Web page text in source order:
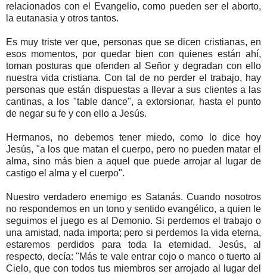
relacionados con el Evangelio, como pueden ser el aborto,
la eutanasia y otros tantos.
Es muy triste ver que, personas que se dicen cristianas, en
esos momentos, por quedar bien con quienes están ahí,
toman posturas que ofenden al Señor y degradan con ello
nuestra vida cristiana. Con tal de no perder el trabajo, hay
personas que están dispuestas a llevar a sus clientes a las
cantinas, a los "table dance", a extorsionar, hasta el punto
de negar su fe y con ello a Jesús.
Hermanos, no debemos tener miedo, como lo dice hoy
Jesús, "a los que matan el cuerpo, pero no pueden matar el
alma, sino más bien a aquel que puede arrojar al lugar de
castigo el alma y el cuerpo".
Nuestro verdadero enemigo es Satanás. Cuando nosotros
no respondemos en un tono y sentido evangélico, a quien le
seguimos el juego es al Demonio. Si perdemos el trabajo o
una amistad, nada importa; pero si perdemos la vida eterna,
estaremos perdidos para toda la eternidad. Jesús, al
respecto, decía: "Más te vale entrar cojo o manco o tuerto al
Cielo, que con todos tus miembros ser arrojado al lugar del